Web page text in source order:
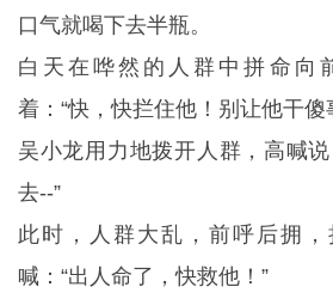
口气就喝下去半瓶。
白天在哗然的人群中拼命向
着：“快，快拦住他！别让他干傻
吴小龙用力地拨开人群，高喊
去--”
此时，人群大乱，前呼后拥
喊：“出人命了，快救他！”